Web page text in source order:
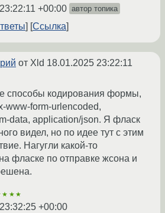
+00:00 автор топика
Ссылка
от Xld 18.01.2025 23:22:11
способы кодирования формы,
www-form-urlencoded,
data, application/json. Я фласк
видел, но по идее тут с этим
Нагугли какой-то
фласке по отправке жсона и
+00:00